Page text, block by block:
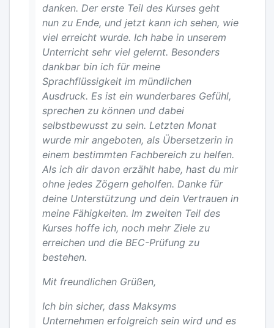
danken. Der erste Teil des Kurses geht
nun zu Ende, und jetzt kann ich sehen, wie
viel erreicht wurde. Ich habe in unserem
Unterricht sehr viel gelernt. Besonders
dankbar bin ich für meine
Sprachflüssigkeit im mündlichen
Ausdruck. Es ist ein wunderbares Gefühl,
sprechen zu können und dabei
selbstbewusst zu sein. Letzten Monat
wurde mir angeboten, als Übersetzerin in
einem bestimmten Fachbereich zu helfen.
Als ich dir davon erzählt habe, hast du mir
ohne jedes Zögern geholfen. Danke für
deine Unterstützung und dein Vertrauen in
meine Fähigkeiten. Im zweiten Teil des
Kurses hoffe ich, noch mehr Ziele zu
erreichen und die BEC-Prüfung zu
bestehen.
Mit freundlichen Grüßen,
Ich bin sicher, dass Maksyms
Unternehmen erfolgreich sein wird und es